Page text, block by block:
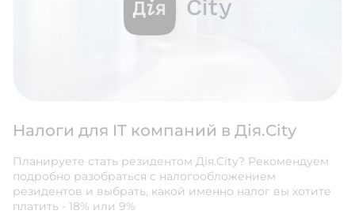
Налоги для IT компаний в Дія.City
Планируете стать резидентом Дія.City? Рекомендуем
подробно разобраться с налогообложением
резидентов и выбрать, какой именно налог вы хотите
платить - 18% или 9%